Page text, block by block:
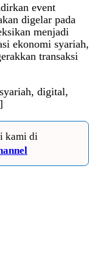
event
digelar pada
menjadi
ekonomi syariah,
transaksi
digital,
kami di